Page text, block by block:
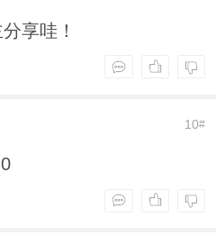
享哇！
10#